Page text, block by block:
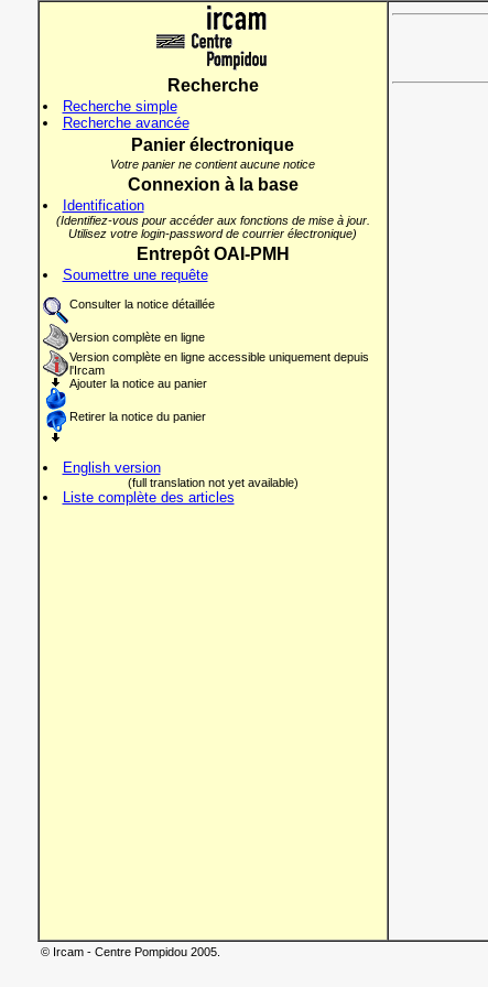
Recherche
Recherche simple
Recherche avancée
Panier électronique
Votre panier ne contient aucune notice
Connexion à la base
Identification
(Identifiez-vous pour accéder aux fonctions de mise à jour.
Utilisez votre login-password de courrier électronique)
Entrepôt OAI-PMH
Soumettre une requête
Consulter la notice détaillée
Version complète en ligne
Version complète en ligne accessible uniquement depuis
l'Ircam
Ajouter la notice au panier
Retirer la notice du panier
English version
(full translation not yet available)
Liste complète des articles
© Ircam - Centre Pompidou 2005.